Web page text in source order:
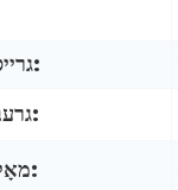
גרייס:
גרעב:
מאָק: